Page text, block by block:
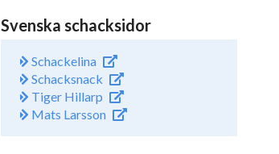
Svenska schacksidor
Schackelina
Schacksnack
Tiger Hillarp
Mats Larsson